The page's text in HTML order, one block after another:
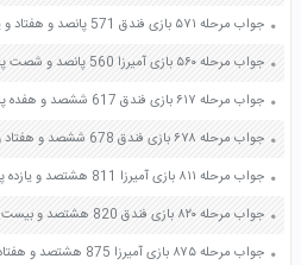
جواب مرحله ۵۷۱ بازی فندق 571 پانصد و هفتاد و یک پاسخ
جواب مرحله ۵۶۰ بازی آمیرزا 560 پانصد و شصت پاسخ
جواب مرحله ۶۱۷ بازی فندق 617 ششصد و هفده پاسخ
جواب مرحله ۶۷۸ بازی فندق 678 ششصد و هفتاد و هشت پاسخ
جواب مرحله ۸۱۱ بازی آمیرزا 811 هشتصد و یازده پاسخ
جواب مرحله ۸۲۰ بازی فندق 820 هشتصد و بیست پاسخ
جواب مرحله ۸۷۵ بازی آمیرزا 875 هشتصد و هفتاد و پنج پاسخ